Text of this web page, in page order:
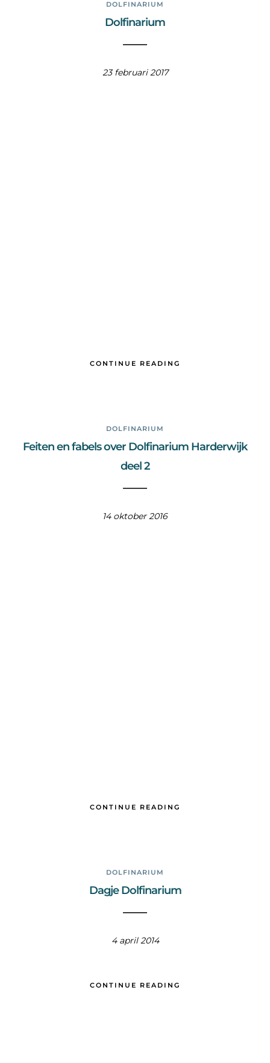
DOLFINARIUM
Dolfinarium
23 februari 2017
CONTINUE READING
DOLFINARIUM
Feiten en fabels over Dolfinarium Harderwijk
deel 2
14 oktober 2016
CONTINUE READING
DOLFINARIUM
Dagje Dolfinarium
4 april 2014
CONTINUE READING